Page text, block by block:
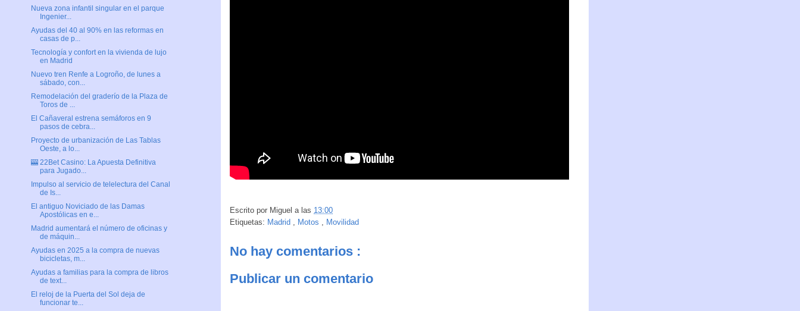
Escrito por Miguel a las 13:00
Etiquetas: Madrid , Motos , Movilidad
No hay comentarios :
Publicar un comentario
Nueva zona infantil singular en el parque
Ingenier...
Ayudas del 40 al 90% en las reformas en
casas de p...
Tecnología y confort en la vivienda de lujo
en Madrid
Nuevo tren Renfe a Logroño, de lunes a
sábado, con...
Remodelación del graderío de la Plaza de
Toros de ...
El Cañaveral estrena semáforos en 9
pasos de cebra...
Proyecto de urbanización de Las Tablas
Oeste, a lo...
🎰 22Bet Casino: La Apuesta Definitiva
para Jugado...
Impulso al servicio de telelectura del Canal
de Is...
El antiguo Noviciado de las Damas
Apostólicas en e...
Madrid aumentará el número de oficinas y
de máquin...
Ayudas en 2025 a la compra de nuevas
bicicletas, m...
Ayudas a familias para la compra de libros
de text...
El reloj de la Puerta del Sol deja de
funcionar te...